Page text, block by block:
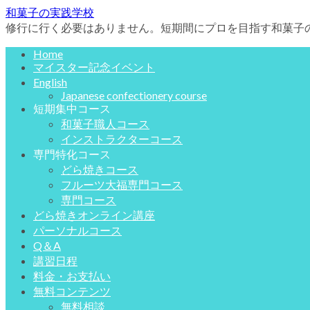
和菓子の実践学校
修行に行く必要はありません。短期間にプロを目指す和菓子
Home
マイスター記念イベント
English
Japanese confectionery course
短期集中コース
和菓子職人コース
インストラクターコース
専門特化コース
どら焼きコース
フルーツ大福専門コース
専門コース
どら焼きオンライン講座
パーソナルコース
Q＆A
講習日程
料金・お支払い
無料コンテンツ
無料相談